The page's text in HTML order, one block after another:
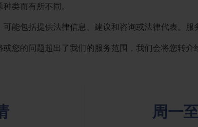
类而有所不同。
能包括提供法律信息、建议和咨询或法律代表。服
您的问题超出了我们的服务范围，我们会将您转介
周一